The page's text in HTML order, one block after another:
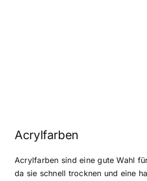
Acrylfarben
Acrylfarben sind eine gute Wahl
da sie schnell trocknen und eine